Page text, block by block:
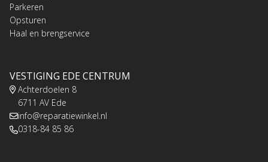
Parkeren
Opsturen
Haal en brengservice
VESTIGING EDE CENTRUM
Achterdoelen 8
6711 AV Ede
info@reparatiewinkel.nl
0318-84 85 86